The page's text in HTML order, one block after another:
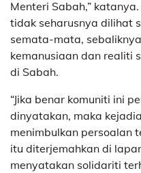
Menteri Sabah,”
tidak seharusnya dilihat
semata-mata,
kemanusiaan dan realiti
di Sabah.
“Jika benar komuniti ini
dinyatakan, maka
menimbulkan persoalan
itu diterjemahkan di
menyatakan solidariti